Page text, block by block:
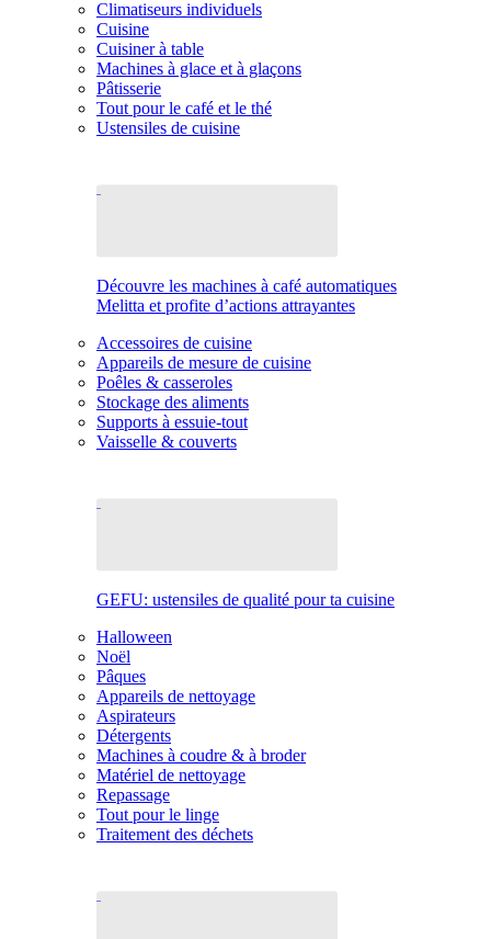
Climatiseurs individuels
Cuisine
Cuisiner à table
Machines à glace et à glaçons
Pâtisserie
Tout pour le café et le thé
Ustensiles de cuisine
Découvre les machines à café automatiques
Melitta et profite d’actions attrayantes
Accessoires de cuisine
Appareils de mesure de cuisine
Poêles & casseroles
Stockage des aliments
Supports à essuie-tout
Vaisselle & couverts
GEFU: ustensiles de qualité pour ta cuisine
Halloween
Noël
Pâques
Appareils de nettoyage
Aspirateurs
Détergents
Machines à coudre & à broder
Matériel de nettoyage
Repassage
Tout pour le linge
Traitement des déchets